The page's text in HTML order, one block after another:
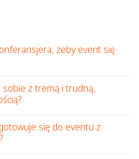
żeby event się
sobie z tremą i trudną,
się do eventu z